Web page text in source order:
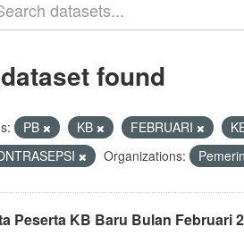
found
PB KB FEBRUARI
Organizations:
Peserta KB Baru Bulan Februari